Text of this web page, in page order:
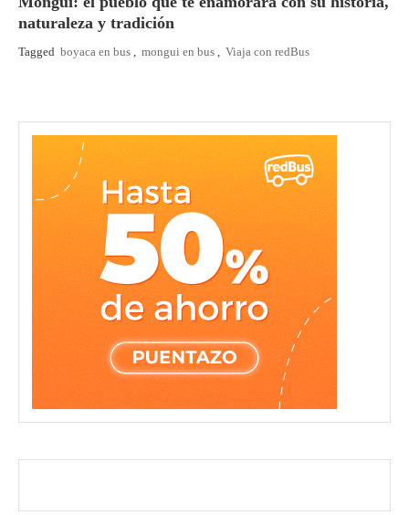
naturaleza y tradición
Tagged boyaca en bus mongui en bus Viaja con redBus